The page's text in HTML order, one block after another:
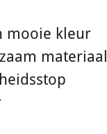
mooie kleur
materiaal